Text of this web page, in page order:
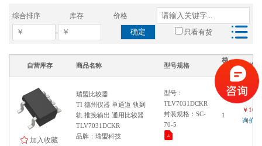
综合排序 库存 价格
- 确定 只看有货
自营库存 商品名称 型号规格
梯
价格
加入收藏
瑞盟比较器
TI 德州仪器 单通道 轨到
轨 推挽输出 通用比较器
TLV7031DCKR
品牌：瑞盟科技
型号：
TLV7031DCKR
封装规格：SC-
70-5
1
￥
询价